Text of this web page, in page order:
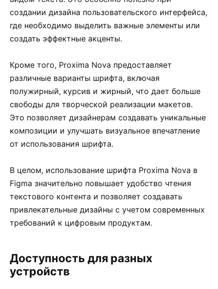
создании дизайна пользовательского интерфейса,
где необходимо выделить важные элементы или
создать эффектные акценты.
Кроме того, Proxima Nova предоставляет
различные варианты шрифта, включая
полужирный, курсив и жирный, что дает больше
свободы для творческой реализации макетов.
Это позволяет дизайнерам создавать уникальные
композиции и улучшать визуальное впечатление
от использования шрифта.
В целом, использование шрифта Proxima Nova в
Figma значительно повышает удобство чтения
текстового контента и позволяет создавать
привлекательные дизайны с учетом современных
требований к цифровым продуктам.
Доступность для разных
устройств